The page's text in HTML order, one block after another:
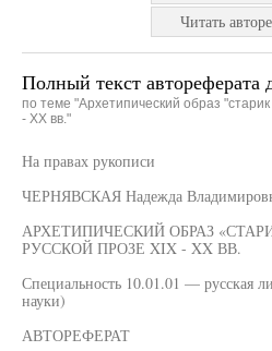
Читать
Полный текст автореферата
по теме "Архетипический образ
- XX вв."
На правах рукописи
ЧЕРНЯВСКАЯ Надежда
АРХЕТИПИЧЕСКИЙ ОБРАЗ
РУССКОЙ ПРОЗЕ XIX - XX ВВ.
Специальность 10.01.01 — русская
науки)
АВТОРЕФЕРАТ